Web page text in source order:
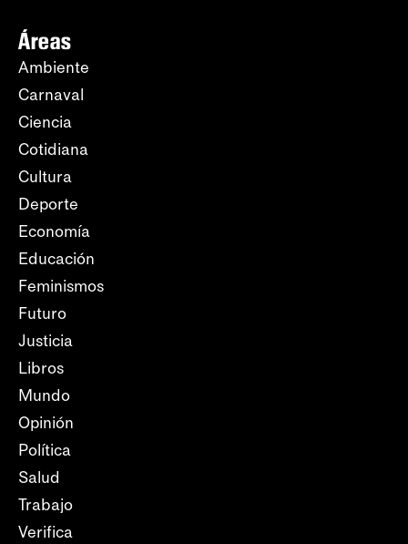
Áreas
Ambiente
Carnaval
Ciencia
Cotidiana
Cultura
Deporte
Economía
Educación
Feminismos
Futuro
Justicia
Libros
Mundo
Opinión
Política
Salud
Trabajo
Verifica